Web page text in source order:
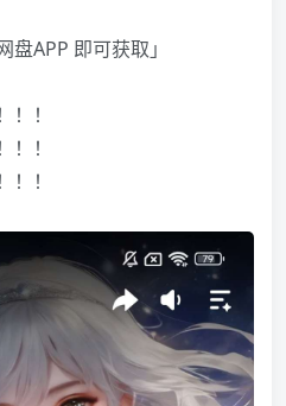
APP 即可获取」
！
！
！